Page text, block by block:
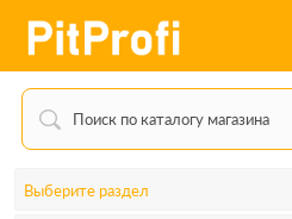
Выберите раздел